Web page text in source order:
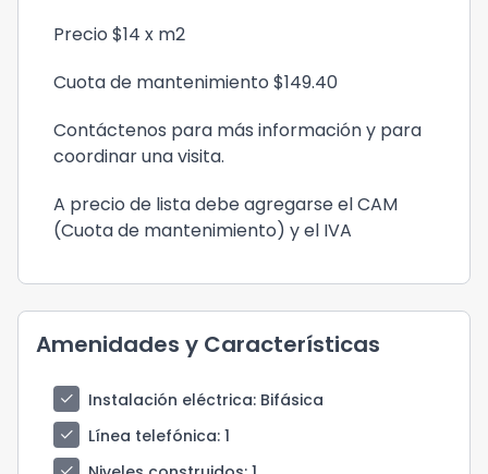
Precio $14 x m2
Cuota de mantenimiento $149.40
Contáctenos para más información y para
coordinar una visita.
A precio de lista debe agregarse el CAM
(Cuota de mantenimiento) y el IVA
Amenidades y Características
check Instalación eléctrica: Bifásica
check
Línea telefónica: 1